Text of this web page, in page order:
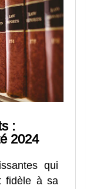
:
2024
qui
fidèle à sa